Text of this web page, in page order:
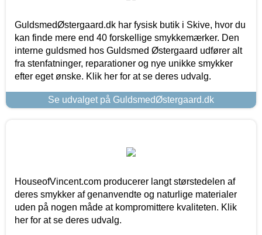
GuldsmedØstergaard.dk har fysisk butik i Skive, hvor du
kan finde mere end 40 forskellige smykkemærker. Den
interne guldsmed hos Guldsmed Østergaard udfører alt
fra stenfatninger, reparationer og nye unikke smykker
efter eget ønske. Klik her for at se deres udvalg.
Se udvalget på GuldsmedØstergaard.dk
HouseofVincent.com producerer langt størstedelen af
deres smykker af genanvendte og naturlige materialer
uden på nogen måde at kompromittere kvaliteten. Klik
her for at se deres udvalg.